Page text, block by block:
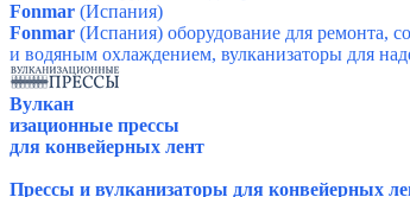
Fonmar (Испания)
Fonmar (Испания) оборудование для ремонта,
и водяным охлаждением, вулканизаторы для
Вулкан
изационные прессы
для конвейерных лент
Прессы и вулканизаторы для конвейерных